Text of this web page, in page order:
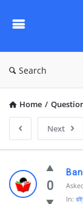
Search
Home /
Next
Ask
Questions
0
In: